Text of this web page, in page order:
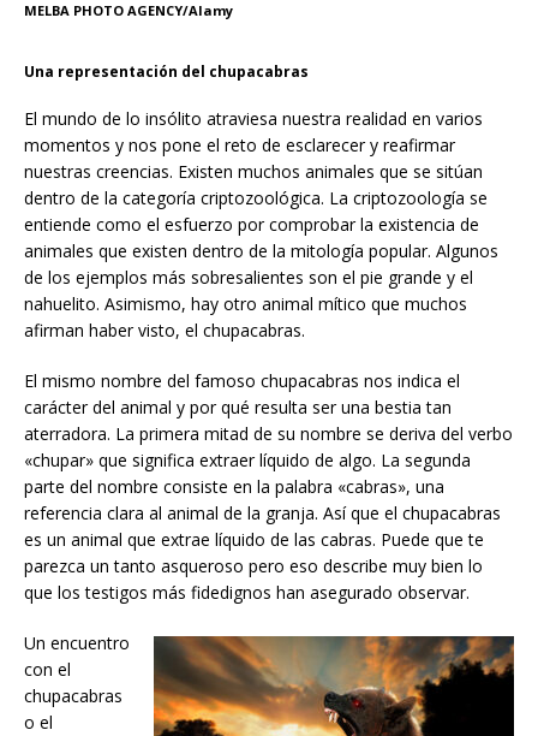
MELBA PHOTO AGENCY/Alamy
Una representación del chupacabras
El mundo de lo insólito atraviesa nuestra realidad en varios
momentos y nos pone el reto de esclarecer y reafirmar
nuestras creencias. Existen muchos animales que se sitúan
dentro de la categoría criptozoológica. La criptozoología se
entiende como el esfuerzo por comprobar la existencia de
animales que existen dentro de la mitología popular. Algunos
de los ejemplos más sobresalientes son el pie grande y el
nahuelito. Asimismo, hay otro animal mítico que muchos
afirman haber visto, el chupacabras.
El mismo nombre del famoso chupacabras nos indica el
carácter del animal y por qué resulta ser una bestia tan
aterradora. La primera mitad de su nombre se deriva del verbo
«chupar» que significa extraer líquido de algo. La segunda
parte del nombre consiste en la palabra «cabras», una
referencia clara al animal de la granja. Así que el chupacabras
es un animal que extrae líquido de las cabras. Puede que te
parezca un tanto asqueroso pero eso describe muy bien lo
que los testigos más fidedignos han asegurado observar.
Un encuentro
con el
chupacabras
o el